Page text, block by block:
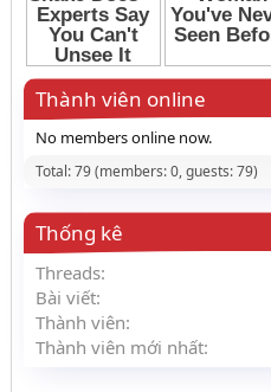
Thành viên online
No members online now.
Total: 79 (members: 0, guests: 79)
Thống kê
Threads
Bài viết
Thành viên
Thành viên mới nhất